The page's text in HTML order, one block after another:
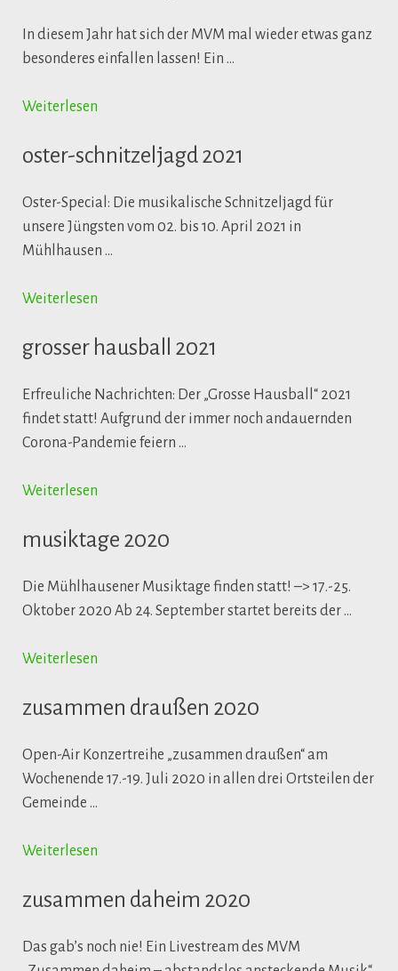
In diesem Jahr hat sich der MVM mal wieder etwas ganz
besonderes einfallen lassen! Ein …
Weiterlesen
oster-schnitzeljagd 2021
Oster-Special: Die musikalische Schnitzeljagd für
unsere Jüngsten vom 02. bis 10. April 2021 in
Mühlhausen …
Weiterlesen
grosser hausball 2021
Erfreuliche Nachrichten: Der „Grosse Hausball“ 2021
findet statt! Aufgrund der immer noch andauernden
Corona-Pandemie feiern …
Weiterlesen
musiktage 2020
Die Mühlhausener Musiktage finden statt! –> 17.-25.
Oktober 2020 Ab 24. September startet bereits der …
Weiterlesen
zusammen draußen 2020
Open-Air Konzertreihe „zusammen draußen“ am
Wochenende 17.-19. Juli 2020 in allen drei Ortsteilen der
Gemeinde …
Weiterlesen
zusammen daheim 2020
Das gab’s noch nie! Ein Livestream des MVM